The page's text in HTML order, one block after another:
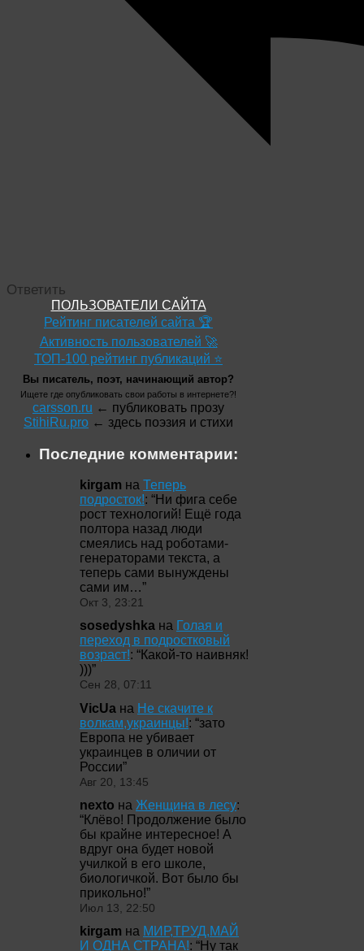
Ответить
ПОЛЬЗОВАТЕЛИ САЙТА
Рейтинг писателей сайта 🏆
Активность пользователей 🚀
ТОП-100 рейтинг публикаций ⭐
Вы писатель, поэт, начинающий автор?
Ищете где опубликовать свои работы в интернете?!
carsson.ru ← публиковать прозу
StihiRu.pro ← здесь поэзия и стихи
Последние комментарии:
kirgam на Теперь
подросток!: “Ни фига себе
рост технологий! Ещё года
полтора назад люди
смеялись над роботами-
генераторами текста, а
теперь сами вынуждены
сами им…”
Окт 3, 23:21
sosedyshka на Голая и
переход в подростковый
возраст!: “Какой-то наивняк!
)))”
Сен 28, 07:11
VicUa на Не скачите к
волкам,украинцы!: “зато
Европа не убивает
украинцев в оличии от
России”
Авг 20, 13:45
nexto на Женщина в лесу:
“Клёво! Продолжение было
бы крайне интересное! А
вдруг она будет новой
училкой в его школе,
биологичкой. Вот было бы
прикольно!”
Июл 13, 22:50
kirgam на МИР,ТРУД,МАЙ
И ОДНА СТРАНА!: “Ну так